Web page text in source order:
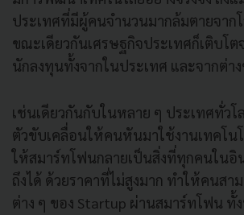
ประเทศที่มีผู้คนจำนวนมากล้มตายจาก
ขณะเดียวกันเศรษฐกิจประเทศก็เติบโต
นักลงทุนทั้งจากในประเทศ และจากต่า
เช่นเดียวกันกับในหลาย ๆ ประเทศทั่วโ
ตัวขับเคลื่อนให้คนหันมาใช้งานเทคโน
ให้สมาร์ทโฟนกลายเป็นสิ่งที่ทุกคนในอิ
ถึงได้ ด้วยราคาที่ไม่สูงมาก ทำให้คนสา
ต่าง ๆ ของ Startup ผ่านสมาร์ทโฟน ทั้ง